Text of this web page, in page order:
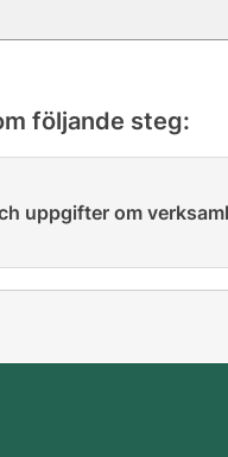
följande steg:
uppgifter om